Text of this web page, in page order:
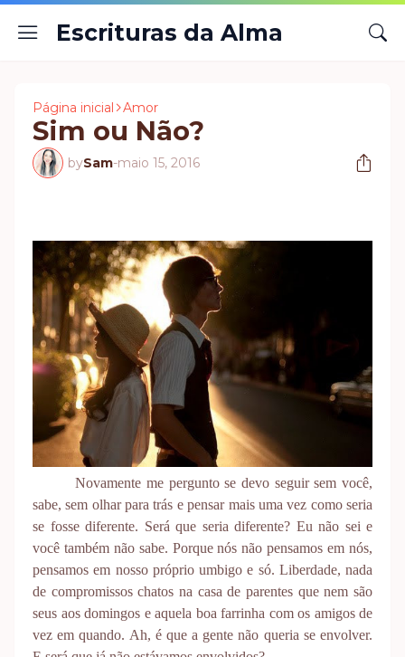
Escrituras da Alma
Página inicial Amor
Sim ou Não?
bySam-maio 15, 2016
Novamente me pergunto se devo seguir sem você,
sabe, sem olhar para trás e pensar mais uma vez como seria
se fosse diferente. Será que seria diferente? Eu não sei e
você também não sabe. Porque nós não pensamos em nós,
pensamos em nosso próprio umbigo e só. Liberdade, nada
de compromissos chatos na casa de parentes que nem são
seus aos domingos e aquela boa farrinha com os amigos de
vez em quando. Ah, é que a gente não queria se envolver.